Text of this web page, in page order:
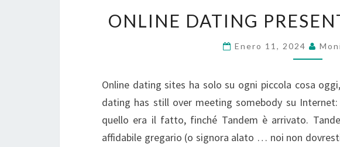
THE
ONLINE DATING
Enero 11, 2024
Online dating sites ha solo su ogni piccola cosa
dating has still over meeting somebody su
quello era il fatto, finché Tandem è arrivato.
affidabile gregario (o signora alato … noi non